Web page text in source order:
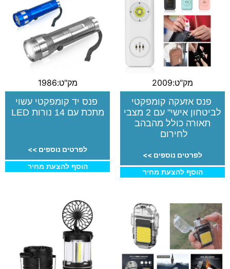
מק"ט:2009
פנס אזעקה קומפקטי
לביטחון אישי" עם 2 מצבי
תאורה כולל מהבהב
לחירום
לפרטים נוספים >>
הוסף להצעת מחיר
מק"ט:1986
פנס יד קומפקטי עשוי
מתכת עם 14 נורות LED
לפרטים נוספים >>
הוסף להצעת מחיר